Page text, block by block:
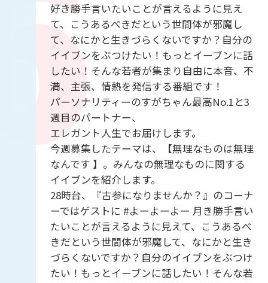
好き勝手言いたいことが言えるように見え
て、こうあるべきだという世間体が邪魔し
て、なにかと生きづらくないですか？自分の
イイブンをぶつけたい！もっとイーブンに話
したい！そんな若者が集まり自由に本音、不
満、主張、情熱を発信する番組です！
パーソナリティーのすがちゃん最高No.1と3
週目のパートナー、
エレガント人生でお届けします。
今週募集したテーマは、【無理なものは無理
なんです 】。みんなの無理なものに関する
イイブンを紹介します。
28時台、『古参になりませんか？』のコーナ
ーではゲストに #よーよーよー 月き勝手言い
たいことが言えるように見えて、こうあるべ
きだという世間体が邪魔して、なにかと生き
づらくないですか？自分のイイブンをぶつけ
たい！もっとイーブンに話したい！そんな若